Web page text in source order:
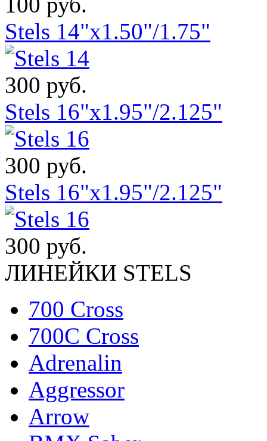
Stels 14"x1.50"/1.75"
300 руб.
Stels 16"x1.95"/2.125"
300 руб.
Stels 16"x1.95"/2.125"
300 руб.
ЛИНЕЙКИ STELS
700 Cross
700C Cross
Adrenalin
Aggressor
Arrow